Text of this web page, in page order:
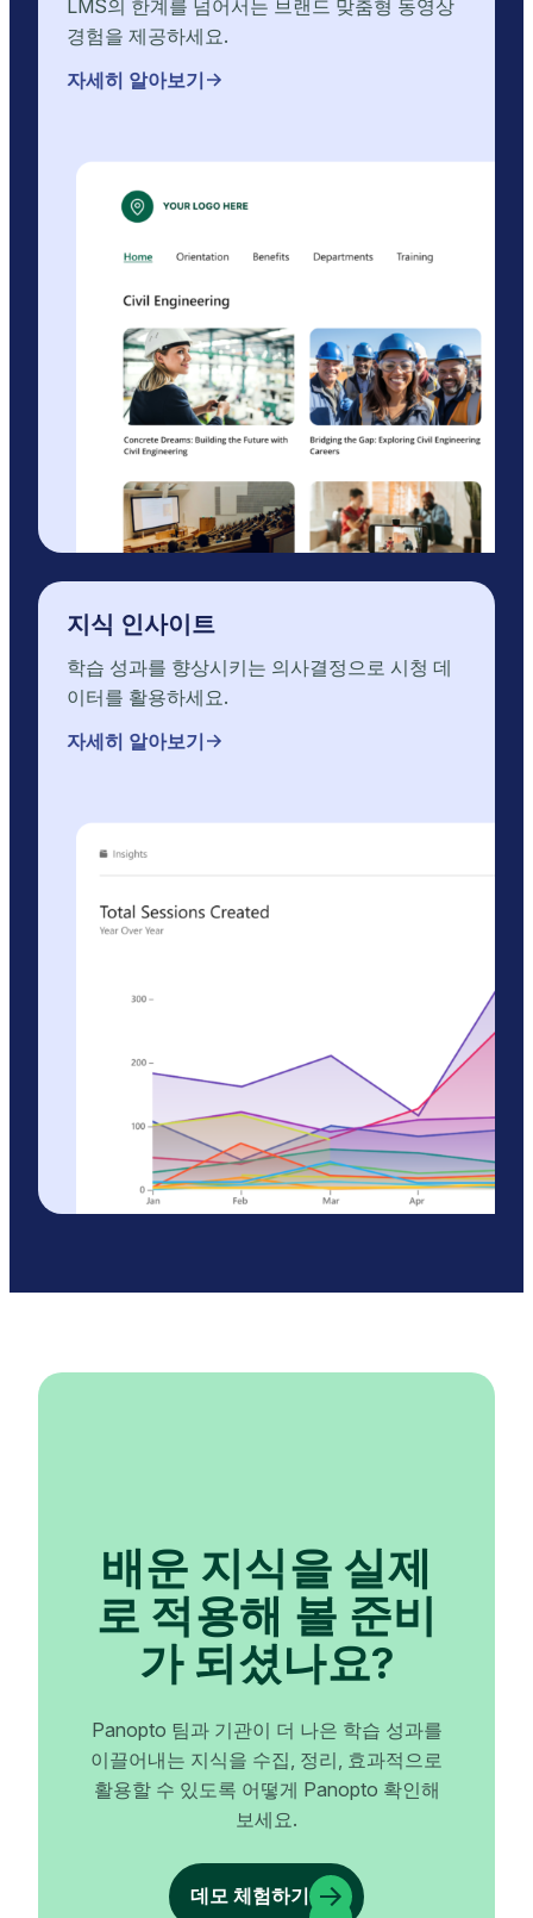
LMS의 한계를 넘어서는 브랜드 맞춤형 동영상
경험을 제공하세요.
자세히 알아보기
지식 인사이트
학습 성과를 향상시키는 의사결정으로 시청 데
이터를 활용하세요.
자세히 알아보기
배운 지식을 실제
로 적용해 볼 준비
가 되셨나요?
Panopto 팀과 기관이 더 나은 학습 성과를
이끌어내는 지식을 수집, 정리, 효과적으로
활용할 수 있도록 어떻게 Panopto 확인해
보세요.
데모 체험하기